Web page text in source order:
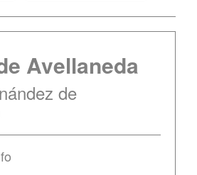
Avellaneda
de